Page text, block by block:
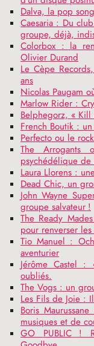
Dalva, la pop
Caesaria : Du
groupe, déjà,
Colorbox : la
Olivier Durand
Le Cèpe
ans
Nicolas Paugam
Marlow Rider :
Belphegorz, « Kill
French Boutik :
Perfecto ou le
The
psychédélique
Laura Llorens :
Dead Chic, un
John Wayne
groupe salvateur !
The Ready
pour renverser les
Tio Manuel :
aventurier
Jérôme Castel :
oubliés.
The Vogs : un
Les Fils de Joie :
Boris
musiques et de
GO
PUBLIC
!